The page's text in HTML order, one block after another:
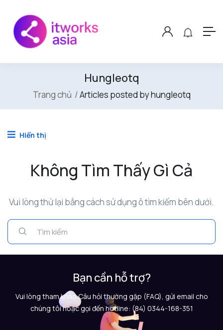
Hungleotq
Trang chủ Articles posted by hungleotq
Hiển thị
Không Tìm Thấy Gì Cả
Vui lòng thử lại bằng cách sử dụng ô tìm kiếm bên dưới.
Bạn cần hỗ trợ?
Vui lòng tham khảo Câu hỏi thường gặp (FAQ), gửi email cho
chúng tôi hoặc gọi đến hotline: (84) 0344-168-351